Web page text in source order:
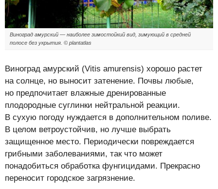
Виноград амурский — наиболее зимостойкий вид, зимующий в средней
полосе без укрытия. © plantatlas
Виноград амурский (Vitis amurensis) хорошо растет
на солнце, но выносит затенение. Почвы любые,
но предпочитает влажные дренированные
плодородные суглинки нейтральной реакции.
В сухую погоду нуждается в дополнительном поливе.
В целом ветроустойчив, но лучше выбрать
защищенное место. Периодически повреждается
грибными заболеваниями, так что может
понадобиться обработка фунгицидами. Прекрасно
переносит городское загрязнение.